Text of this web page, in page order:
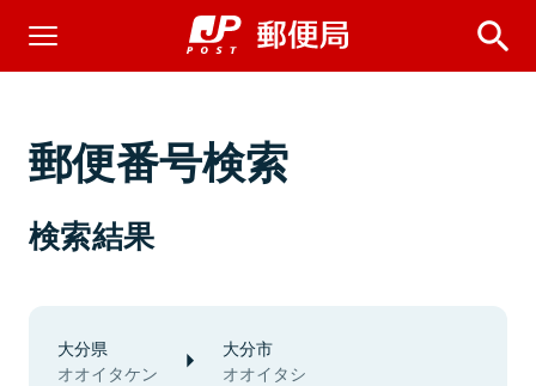
郵便番号検索
検索結果
大分県
オオイタケン
大分市
オオイタシ